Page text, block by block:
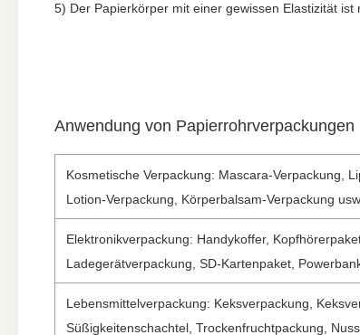
5) Der Papierkörper mit einer gewissen Elastizität
Anwendung von Papierrohrverpackungen
Kosmetische Verpackung: Mascara-Verpackung,
Lotion-Verpackung, Körperbalsam-Verpackung usw.
Elektronikverpackung: Handykoffer,
Ladegerätverpackung, SD-Kartenpaket,
Lebensmittelverpackung: Keksverpackung,
Süßigkeitenschachtel, Trockenfruchtpackung,